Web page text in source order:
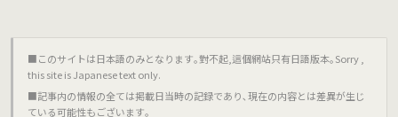
■このサイトは日本語のみとなります｡對不起,這個網站只有日語版本｡Sorry ,
this site is Japanese text only.
■記事内の情報の全ては掲載日当時の記録であり､現在の内容とは差異が生じ
ている可能性もございます｡